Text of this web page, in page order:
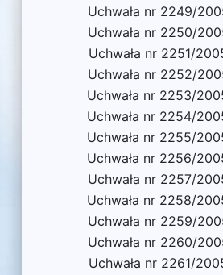
Uchwała nr 2249/
Uchwała nr 2250/
Uchwała nr 2251/
Uchwała nr 2252/
Uchwała nr 2253/
Uchwała nr 2254/
Uchwała nr 2255/
Uchwała nr 2256/
Uchwała nr 2257/
Uchwała nr 2258/
Uchwała nr 2259/
Uchwała nr 2260/
Uchwała nr 2261/